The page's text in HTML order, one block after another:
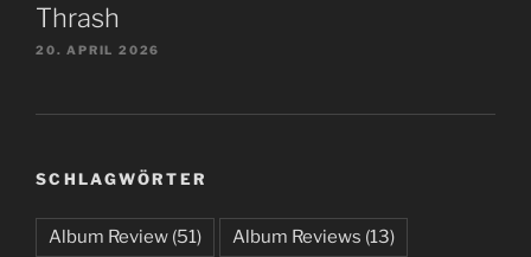
Thrash
20. APRIL 2026
SCHLAGWÖRTER
Album Review (51) Album Reviews (13)